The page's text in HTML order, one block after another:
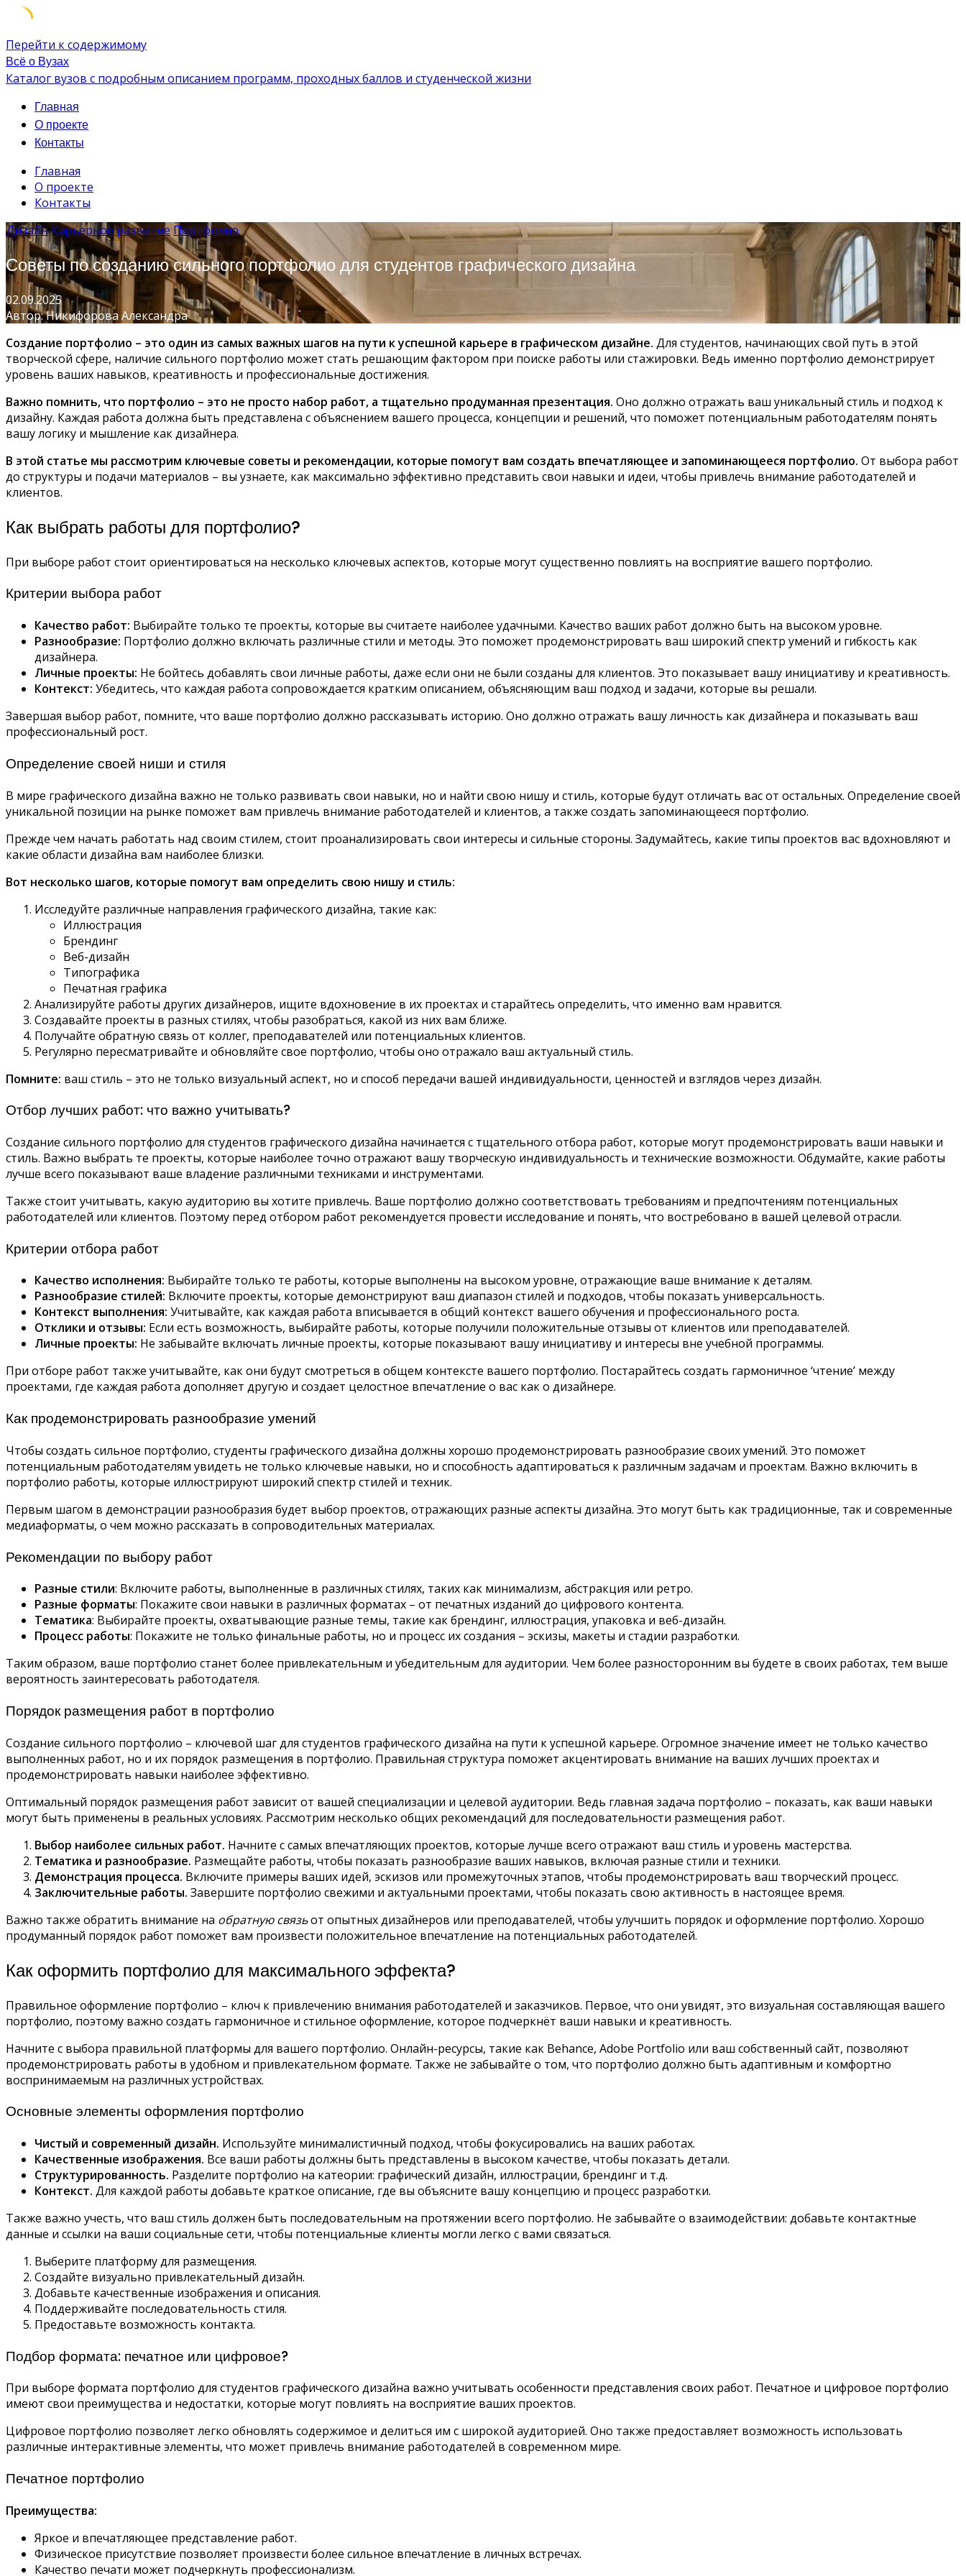
Перейти к содержимому
Всё о Вузах
Каталог вузов с подробным описанием программ, проходных баллов и студенческой жизни
Главная
О проекте
Контакты
Главная
О проекте
Контакты
ДизайнКарьерное развитие Портфолио
Советы по созданию сильного портфолио для студентов графического дизайна
02.09.2025
Автор: Никифорова Александра
Создание портфолио – это один из самых важных шагов на пути к успешной карьере в графическом дизайне. Для студентов, начинающих свой путь в этой
творческой сфере, наличие сильного портфолио может стать решающим фактором при поиске работы или стажировки. Ведь именно портфолио демонстрирует
уровень ваших навыков, креативность и профессиональные достижения.
Важно помнить, что портфолио – это не просто набор работ, а тщательно продуманная презентация. Оно должно отражать ваш уникальный стиль и подход к
дизайну. Каждая работа должна быть представлена с объяснением вашего процесса, концепции и решений, что поможет потенциальным работодателям понять
вашу логику и мышление как дизайнера.
В этой статье мы рассмотрим ключевые советы и рекомендации, которые помогут вам создать впечатляющее и запоминающееся портфолио. От выбора работ
до структуры и подачи материалов – вы узнаете, как максимально эффективно представить свои навыки и идеи, чтобы привлечь внимание работодателей и
клиентов.
Как выбрать работы для портфолио?
При выборе работ стоит ориентироваться на несколько ключевых аспектов, которые могут существенно повлиять на восприятие вашего портфолио.
Критерии выбора работ
Качество работ: Выбирайте только те проекты, которые вы считаете наиболее удачными. Качество ваших работ должно быть на высоком уровне.
Разнообразие: Портфолио должно включать различные стили и методы. Это поможет продемонстрировать ваш широкий спектр умений и гибкость как
дизайнера.
Личные проекты: Не бойтесь добавлять свои личные работы, даже если они не были созданы для клиентов. Это показывает вашу инициативу и креативность.
Контекст: Убедитесь, что каждая работа сопровождается кратким описанием, объясняющим ваш подход и задачи, которые вы решали.
Завершая выбор работ, помните, что ваше портфолио должно рассказывать историю. Оно должно отражать вашу личность как дизайнера и показывать ваш
профессиональный рост.
Определение своей ниши и стиля
В мире графического дизайна важно не только развивать свои навыки, но и найти свою нишу и стиль, которые будут отличать вас от остальных. Определение своей
уникальной позиции на рынке поможет вам привлечь внимание работодателей и клиентов, а также создать запоминающееся портфолио.
Прежде чем начать работать над своим стилем, стоит проанализировать свои интересы и сильные стороны. Задумайтесь, какие типы проектов вас вдохновляют и
какие области дизайна вам наиболее близки.
Вот несколько шагов, которые помогут вам определить свою нишу и стиль:
Исследуйте различные направления графического дизайна, такие как:
Иллюстрация
Брендинг
Веб-дизайн
Типографика
Печатная графика
Анализируйте работы других дизайнеров, ищите вдохновение в их проектах и старайтесь определить, что именно вам нравится.
Создавайте проекты в разных стилях, чтобы разобраться, какой из них вам ближе.
Получайте обратную связь от коллег, преподавателей или потенциальных клиентов.
Регулярно пересматривайте и обновляйте свое портфолио, чтобы оно отражало ваш актуальный стиль.
Помните: ваш стиль – это не только визуальный аспект, но и способ передачи вашей индивидуальности, ценностей и взглядов через дизайн.
Отбор лучших работ: что важно учитывать?
Создание сильного портфолио для студентов графического дизайна начинается с тщательного отбора работ, которые могут продемонстрировать ваши навыки и
стиль. Важно выбрать те проекты, которые наиболее точно отражают вашу творческую индивидуальность и технические возможности. Обдумайте, какие работы
лучше всего показывают ваше владение различными техниками и инструментами.
Также стоит учитывать, какую аудиторию вы хотите привлечь. Ваше портфолио должно соответствовать требованиям и предпочтениям потенциальных
работодателей или клиентов. Поэтому перед отбором работ рекомендуется провести исследование и понять, что востребовано в вашей целевой отрасли.
Критерии отбора работ
Качество исполнения: Выбирайте только те работы, которые выполнены на высоком уровне, отражающие ваше внимание к деталям.
Разнообразие стилей: Включите проекты, которые демонстрируют ваш диапазон стилей и подходов, чтобы показать универсальность.
Контекст выполнения: Учитывайте, как каждая работа вписывается в общий контекст вашего обучения и профессионального роста.
Отклики и отзывы: Если есть возможность, выбирайте работы, которые получили положительные отзывы от клиентов или преподавателей.
Личные проекты: Не забывайте включать личные проекты, которые показывают вашу инициативу и интересы вне учебной программы.
При отборе работ также учитывайте, как они будут смотреться в общем контексте вашего портфолио. Постарайтесь создать гармоничное ‘чтение’ между
проектами, где каждая работа дополняет другую и создает целостное впечатление о вас как о дизайнере.
Как продемонстрировать разнообразие умений
Чтобы создать сильное портфолио, студенты графического дизайна должны хорошо продемонстрировать разнообразие своих умений. Это поможет
потенциальным работодателям увидеть не только ключевые навыки, но и способность адаптироваться к различным задачам и проектам. Важно включить в
портфолио работы, которые иллюстрируют широкий спектр стилей и техник.
Первым шагом в демонстрации разнообразия будет выбор проектов, отражающих разные аспекты дизайна. Это могут быть как традиционные, так и современные
медиаформаты, о чем можно рассказать в сопроводительных материалах.
Рекомендации по выбору работ
Разные стили: Включите работы, выполненные в различных стилях, таких как минимализм, абстракция или ретро.
Разные форматы: Покажите свои навыки в различных форматах – от печатных изданий до цифрового контента.
Тематика: Выбирайте проекты, охватывающие разные темы, такие как брендинг, иллюстрация, упаковка и веб-дизайн.
Процесс работы: Покажите не только финальные работы, но и процесс их создания – эскизы, макеты и стадии разработки.
Таким образом, ваше портфолио станет более привлекательным и убедительным для аудитории. Чем более разносторонним вы будете в своих работах, тем выше
вероятность заинтересовать работодателя.
Порядок размещения работ в портфолио
Создание сильного портфолио – ключевой шаг для студентов графического дизайна на пути к успешной карьере. Огромное значение имеет не только качество
выполненных работ, но и их порядок размещения в портфолио. Правильная структура поможет акцентировать внимание на ваших лучших проектах и
продемонстрировать навыки наиболее эффективно.
Оптимальный порядок размещения работ зависит от вашей специализации и целевой аудитории. Ведь главная задача портфолио – показать, как ваши навыки
могут быть применены в реальных условиях. Рассмотрим несколько общих рекомендаций для последовательности размещения работ.
Выбор наиболее сильных работ. Начните с самых впечатляющих проектов, которые лучше всего отражают ваш стиль и уровень мастерства.
Тематика и разнообразие. Размещайте работы, чтобы показать разнообразие ваших навыков, включая разные стили и техники.
Демонстрация процесса. Включите примеры ваших идей, эскизов или промежуточных этапов, чтобы продемонстрировать ваш творческий процесс.
Заключительные работы. Завершите портфолио свежими и актуальными проектами, чтобы показать свою активность в настоящее время.
Важно также обратить внимание на обратную связьот опытных дизайнеров или преподавателей, чтобы улучшить порядок и оформление портфолио. Хорошо
продуманный порядок работ поможет вам произвести положительное впечатление на потенциальных работодателей.
Как оформить портфолио для максимального эффекта?
Правильное оформление портфолио – ключ к привлечению внимания работодателей и заказчиков. Первое, что они увидят, это визуальная составляющая вашего
портфолио, поэтому важно создать гармоничное и стильное оформление, которое подчеркнёт ваши навыки и креативность.
Начните с выбора правильной платформы для вашего портфолио. Онлайн-ресурсы, такие как Behance, Adobe Portfolio или ваш собственный сайт, позволяют
продемонстрировать работы в удобном и привлекательном формате. Также не забывайте о том, что портфолио должно быть адаптивным и комфортно
воспринимаемым на различных устройствах.
Основные элементы оформления портфолио
Чистый и современный дизайн. Используйте минималистичный подход, чтобы фокусировались на ваших работах.
Качественные изображения. Все ваши работы должны быть представлены в высоком качестве, чтобы показать детали.
Структурированность. Разделите портфолио на катеории: графический дизайн, иллюстрации, брендинг и т.д.
Контекст. Для каждой работы добавьте краткое описание, где вы объясните вашу концепцию и процесс разработки.
Также важно учесть, что ваш стиль должен быть последовательным на протяжении всего портфолио. Не забывайте о взаимодействии: добавьте контактные
данные и ссылки на ваши социальные сети, чтобы потенциальные клиенты могли легко с вами связаться.
Выберите платформу для размещения.
Создайте визуально привлекательный дизайн.
Добавьте качественные изображения и описания.
Поддерживайте последовательность стиля.
Предоставьте возможность контакта.
Подбор формата: печатное или цифровое?
При выборе формата портфолио для студентов графического дизайна важно учитывать особенности представления своих работ. Печатное и цифровое портфолио
имеют свои преимущества и недостатки, которые могут повлиять на восприятие ваших проектов.
Цифровое портфолио позволяет легко обновлять содержимое и делиться им с широкой аудиторией. Оно также предоставляет возможность использовать
различные интерактивные элементы, что может привлечь внимание работодателей в современном мире.
Печатное портфолио
Преимущества:
Яркое и впечатляющее представление работ.
Физическое присутствие позволяет произвести более сильное впечатление в личных встречах.
Качество печати может подчеркнуть профессионализм.